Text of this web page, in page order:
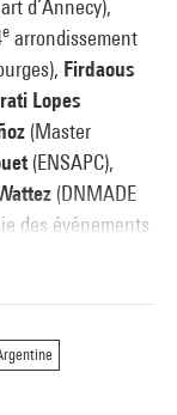
d’Annecy),
e arrondissement
Firdaous
Lopes
(Master
(ENSAPC),
(DNMADE
des événements
las ventanas